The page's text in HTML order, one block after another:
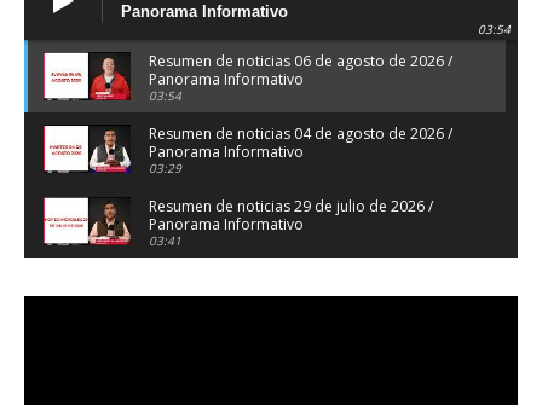
Panorama Informativo
03:54
Resumen de noticias 06 de agosto de 2026 /
Panorama Informativo
03:54
Resumen de noticias 04 de agosto de 2026 /
Panorama Informativo
03:29
Resumen de noticias 29 de julio de 2026 /
Panorama Informativo
03:41
Panorama Informativo